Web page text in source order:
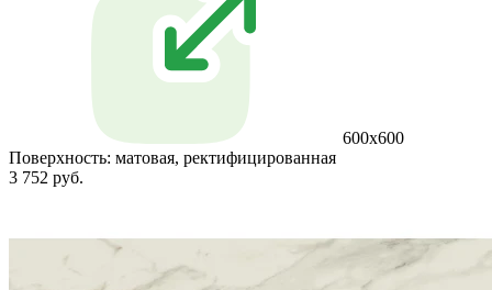
600x600
Поверхность: матовая, ректифицированная
3 752 руб.